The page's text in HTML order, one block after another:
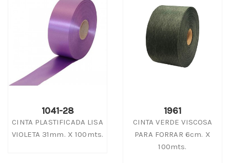
1041-28
CINTA PLASTIFICADA LISA
VIOLETA 31mm. X 100mts.
1961
CINTA VERDE VISCOSA
PARA FORRAR 6cm. X
100mts.